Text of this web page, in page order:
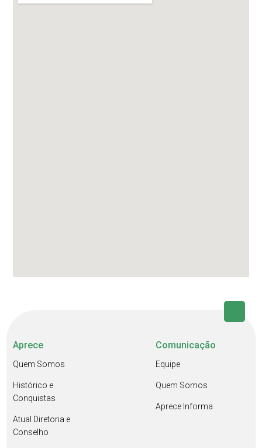
Aprece
Quem Somos
Histórico e
Conquistas
Atual Diretoria e
Conselho
Comunicação
Equipe
Quem Somos
Aprece Informa